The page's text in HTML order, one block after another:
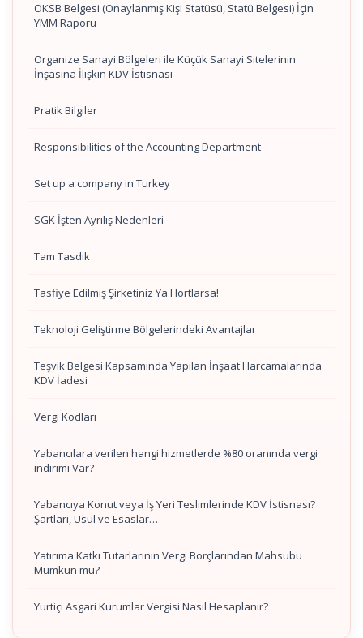
OKSB Belgesi (Onaylanmış Kişi Statüsü, Statü Belgesi) İçin
YMM Raporu
Organize Sanayi Bölgeleri ile Küçük Sanayi Sitelerinin
İnşasına İlişkin KDV İstisnası
Pratik Bilgiler
Responsibilities of the Accounting Department
Set up a company in Turkey
SGK İşten Ayrılış Nedenleri
Tam Tasdik
Tasfiye Edilmiş Şirketiniz Ya Hortlarsa!
Teknoloji Geliştirme Bölgelerindeki Avantajlar
Teşvik Belgesi Kapsamında Yapılan İnşaat Harcamalarında
KDV İadesi
Vergi Kodları
Yabancılara verilen hangi hizmetlerde %80 oranında vergi
indirimi Var?
Yabancıya Konut veya İş Yeri Teslimlerinde KDV İstisnası?
Şartları, Usul ve Esaslar…
Yatırıma Katkı Tutarlarının Vergi Borçlarından Mahsubu
Mümkün mü?
Yurtiçi Asgari Kurumlar Vergisi Nasıl Hesaplanır?